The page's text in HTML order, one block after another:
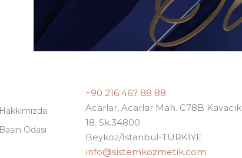
Hakkımızda
Basın Odası
+90 216 467 88 88
Acarlar, Acarlar Mah. C78B Kavacık
18. Sk.34800
Beykoz/İstanbul-TÜRKİYE
info@sistemkozmetik.com